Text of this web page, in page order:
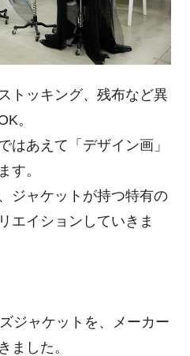
トッキング、残布など異
。
はあえて「デザイン画」
す。
ジャケットが持つ特有の
エイションしていきま
ジャケットを、メーカー
ました。